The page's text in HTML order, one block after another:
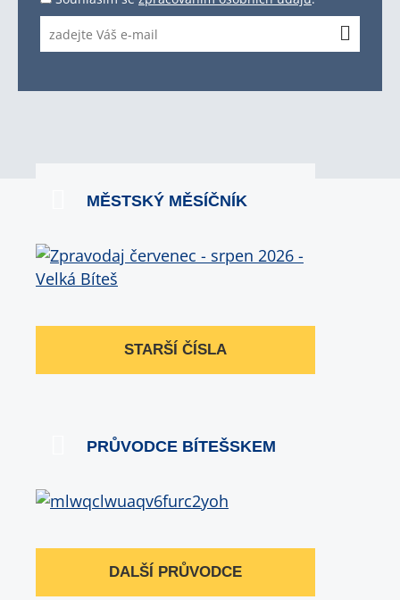
MĚSTSKÝ MĚSÍČNÍK
STARŠÍ ČÍSLA
PRŮVODCE BÍTEŠSKEM
DALŠÍ PRŮVODCE